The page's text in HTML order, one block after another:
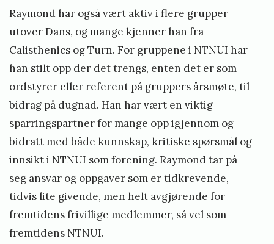
Raymond har også vært aktiv i flere grupper
utover Dans, og mange kjenner han fra
Calisthenics og Turn. For gruppene i NTNUI har
han stilt opp der det trengs, enten det er som
ordstyrer eller referent på gruppers årsmøte, til
bidrag på dugnad. Han har vært en viktig
sparringspartner for mange opp igjennom og
bidratt med både kunnskap, kritiske spørsmål og
innsikt i NTNUI som forening. Raymond tar på
seg ansvar og oppgaver som er tidkrevende,
tidvis lite givende, men helt avgjørende for
fremtidens frivillige medlemmer, så vel som
fremtidens NTNUI.